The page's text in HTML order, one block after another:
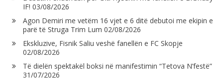
IF! 03/08/2026
Agon Demiri me vetëm 16 vjet e 6 ditë debutoi me ekipin e
parë të Struga Trim Lum 02/08/2026
Ekskluzive, Fisnik Saliu veshë fanellën e FC Skopje
02/08/2026
Të dielën spektakël boksi në manifestimin “Tetova N’festë”
31/07/2026